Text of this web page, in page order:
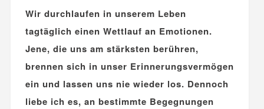
Wir durchlaufen in unserem Leben
tagtäglich einen Wettlauf an Emotionen.
Jene, die uns am stärksten berühren,
brennen sich in unser Erinnerungsvermögen
ein und lassen uns nie wieder los. Dennoch
liebe ich es, an bestimmte Begegnungen